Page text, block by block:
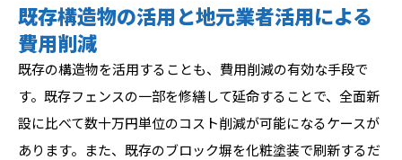
既存構造物の活用と地元業者活用による
費用削減
既存の構造物を活用することも、費用削減の有効な手段で
す。既存フェンスの一部を修繕して延命することで、全面新
設に比べて数十万円単位のコスト削減が可能になるケースが
あります。また、既存のブロック塀を化粧塗装で刷新するだ